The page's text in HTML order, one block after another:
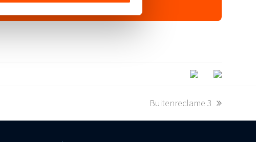
next
Buitenreclame 3